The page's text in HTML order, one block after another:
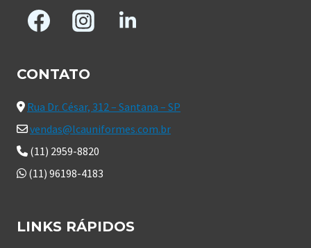
CONTATO
Rua Dr. César, 312 – Santana – SP
vendas@lcauniformes.com.br
(11) 2959-8820
(11) 96198-4183
LINKS RÁPIDOS